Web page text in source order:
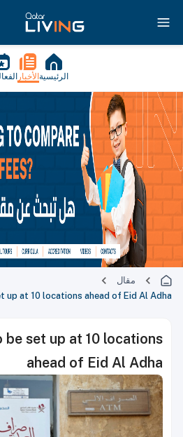
الرئيسية الأخبار
مقال
up at 10 locations ahead of Eid Al Adha
be set up at 10 locations
ahead of Eid Al Adha